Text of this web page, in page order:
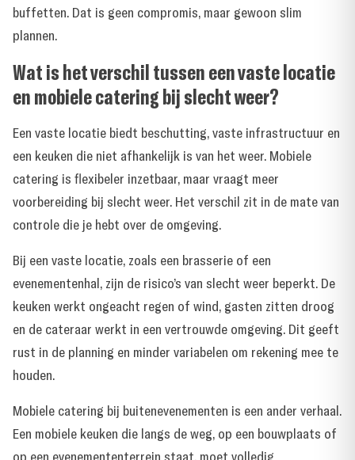
buffetten. Dat is geen compromis, maar gewoon slim
plannen.
Wat is het verschil tussen een vaste locatie
en mobiele catering bij slecht weer?
Een vaste locatie biedt beschutting, vaste infrastructuur en
een keuken die niet afhankelijk is van het weer. Mobiele
catering is flexibeler inzetbaar, maar vraagt meer
voorbereiding bij slecht weer. Het verschil zit in de mate van
controle die je hebt over de omgeving.
Bij een vaste locatie, zoals een brasserie of een
evenementenhal, zijn de risico’s van slecht weer beperkt. De
keuken werkt ongeacht regen of wind, gasten zitten droog
en de cateraar werkt in een vertrouwde omgeving. Dit geeft
rust in de planning en minder variabelen om rekening mee te
houden.
Mobiele catering bij buitenevenementen is een ander verhaal.
Een mobiele keuken die langs de weg, op een bouwplaats of